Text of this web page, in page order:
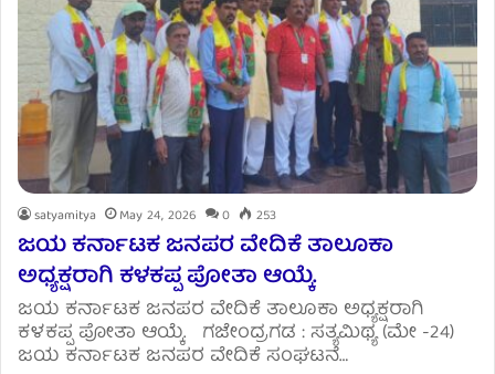
satyamitya May 24, 2026 0 253
ಜಯ ಕರ್ನಾಟಕ ಜನಪರ ವೇದಿಕೆ ತಾಲೂಕಾ
ಅಧ್ಯಕ್ಷರಾಗಿ ಕಳಕಪ್ಪ ಪೋತಾ ಆಯ್ಕೆ.
ಜಯ ಕರ್ನಾಟಕ ಜನಪರ ವೇದಿಕೆ ತಾಲೂಕಾ ಅಧ್ಯಕ್ಷರಾಗಿ
ಕಳಕಪ್ಪ ಪೋತಾ ಆಯ್ಕೆ. ಗಜೇಂದ್ರಗಡ : ಸತ್ಯಮಿಥ್ಯ (ಮೇ -24)
ಜಯ ಕರ್ನಾಟಕ ಜನಪರ ವೇದಿಕೆ ಸಂಘಟನೆ…